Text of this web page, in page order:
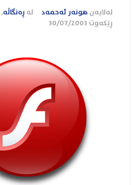
لەلایەن هونەر ئەحمەد لە ڕەنگاڵە,
ڕێکەوت 30/07/2003